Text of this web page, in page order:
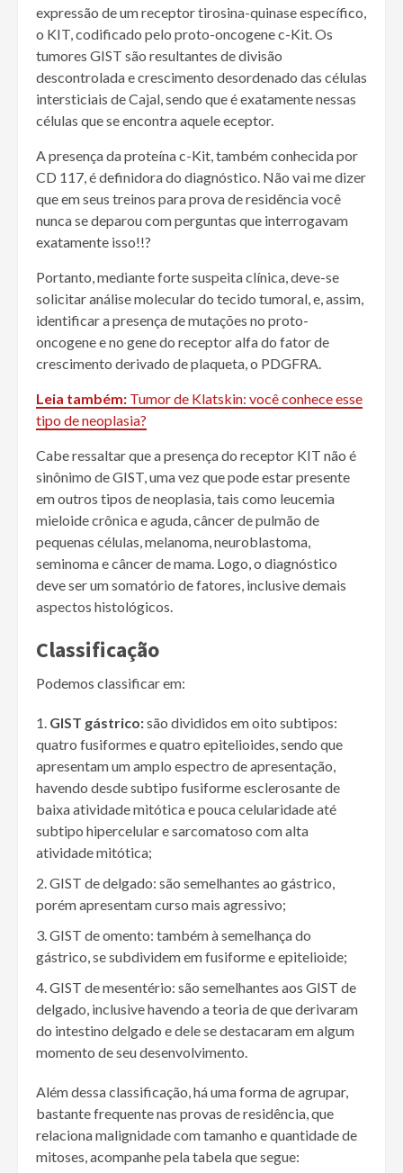
expressão de um receptor tirosina-quinase específico,
o KIT, codificado pelo proto-oncogene c-Kit. Os
tumores GIST são resultantes de divisão
descontrolada e crescimento desordenado das células
intersticiais de Cajal, sendo que é exatamente nessas
células que se encontra aquele eceptor.
A presença da proteína c-Kit, também conhecida por
CD 117, é definidora do diagnóstico. Não vai me dizer
que em seus treinos para prova de residência você
nunca se deparou com perguntas que interrogavam
exatamente isso!!?
Portanto, mediante forte suspeita clínica, deve-se
solicitar análise molecular do tecido tumoral, e, assim,
identificar a presença de mutações no proto-
oncogene e no gene do receptor alfa do fator de
crescimento derivado de plaqueta, o PDGFRA.
Leia também: Tumor de Klatskin: você conhece esse
tipo de neoplasia?
Cabe ressaltar que a presença do receptor KIT não é
sinônimo de GIST, uma vez que pode estar presente
em outros tipos de neoplasia, tais como leucemia
mieloide crônica e aguda, câncer de pulmão de
pequenas células, melanoma, neuroblastoma,
seminoma e câncer de mama. Logo, o diagnóstico
deve ser um somatório de fatores, inclusive demais
aspectos histológicos.
Classificação
Podemos classificar em:
GIST gástrico:são divididos em oito subtipos:
quatro fusiformes e quatro epitelioides, sendo que
apresentam um amplo espectro de apresentação,
havendo desde subtipo fusiforme esclerosante de
baixa atividade mitótica e pouca celularidade até
subtipo hipercelular e sarcomatoso com alta
atividade mitótica;
GIST de delgado: são semelhantes ao gástrico,
porém apresentam curso mais agressivo;
GIST de omento: também à semelhança do
gástrico, se subdividem em fusiforme e epitelioide;
GIST de mesentério: são semelhantes aos GIST de
delgado, inclusive havendo a teoria de que derivaram
do intestino delgado e dele se destacaram em algum
momento de seu desenvolvimento.
Além dessa classificação, há uma forma de agrupar,
bastante frequente nas provas de residência, que
relaciona malignidade com tamanho e quantidade de
mitoses, acompanhe pela tabela que segue: